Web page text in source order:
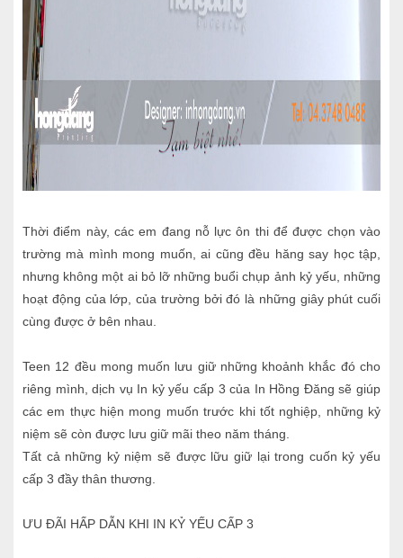
Thời điểm này, các em đang nỗ lực ôn thi để được chọn vào
trường mà mình mong muốn, ai cũng đều hăng say học tập,
nhưng không một ai bỏ lỡ những buổi chụp ảnh kỷ yếu, những
hoạt động của lớp, của trường bởi đó là những giây phút cuối
cùng được ở bên nhau.
Teen 12 đều mong muốn lưu giữ những khoảnh khắc đó cho
riêng mình, dịch vụ In kỷ yếu cấp 3 của In Hồng Đăng sẽ giúp
các em thực hiện mong muốn trước khi tốt nghiệp, những kỷ
niệm sẽ còn được lưu giữ mãi theo năm tháng.
Tất cả những kỷ niệm sẽ được lữu giữ lại trong cuốn kỷ yếu
cấp 3 đầy thân thương.
ƯU ĐÃI HẤP DẪN KHI IN KỶ YẾU CẤP 3